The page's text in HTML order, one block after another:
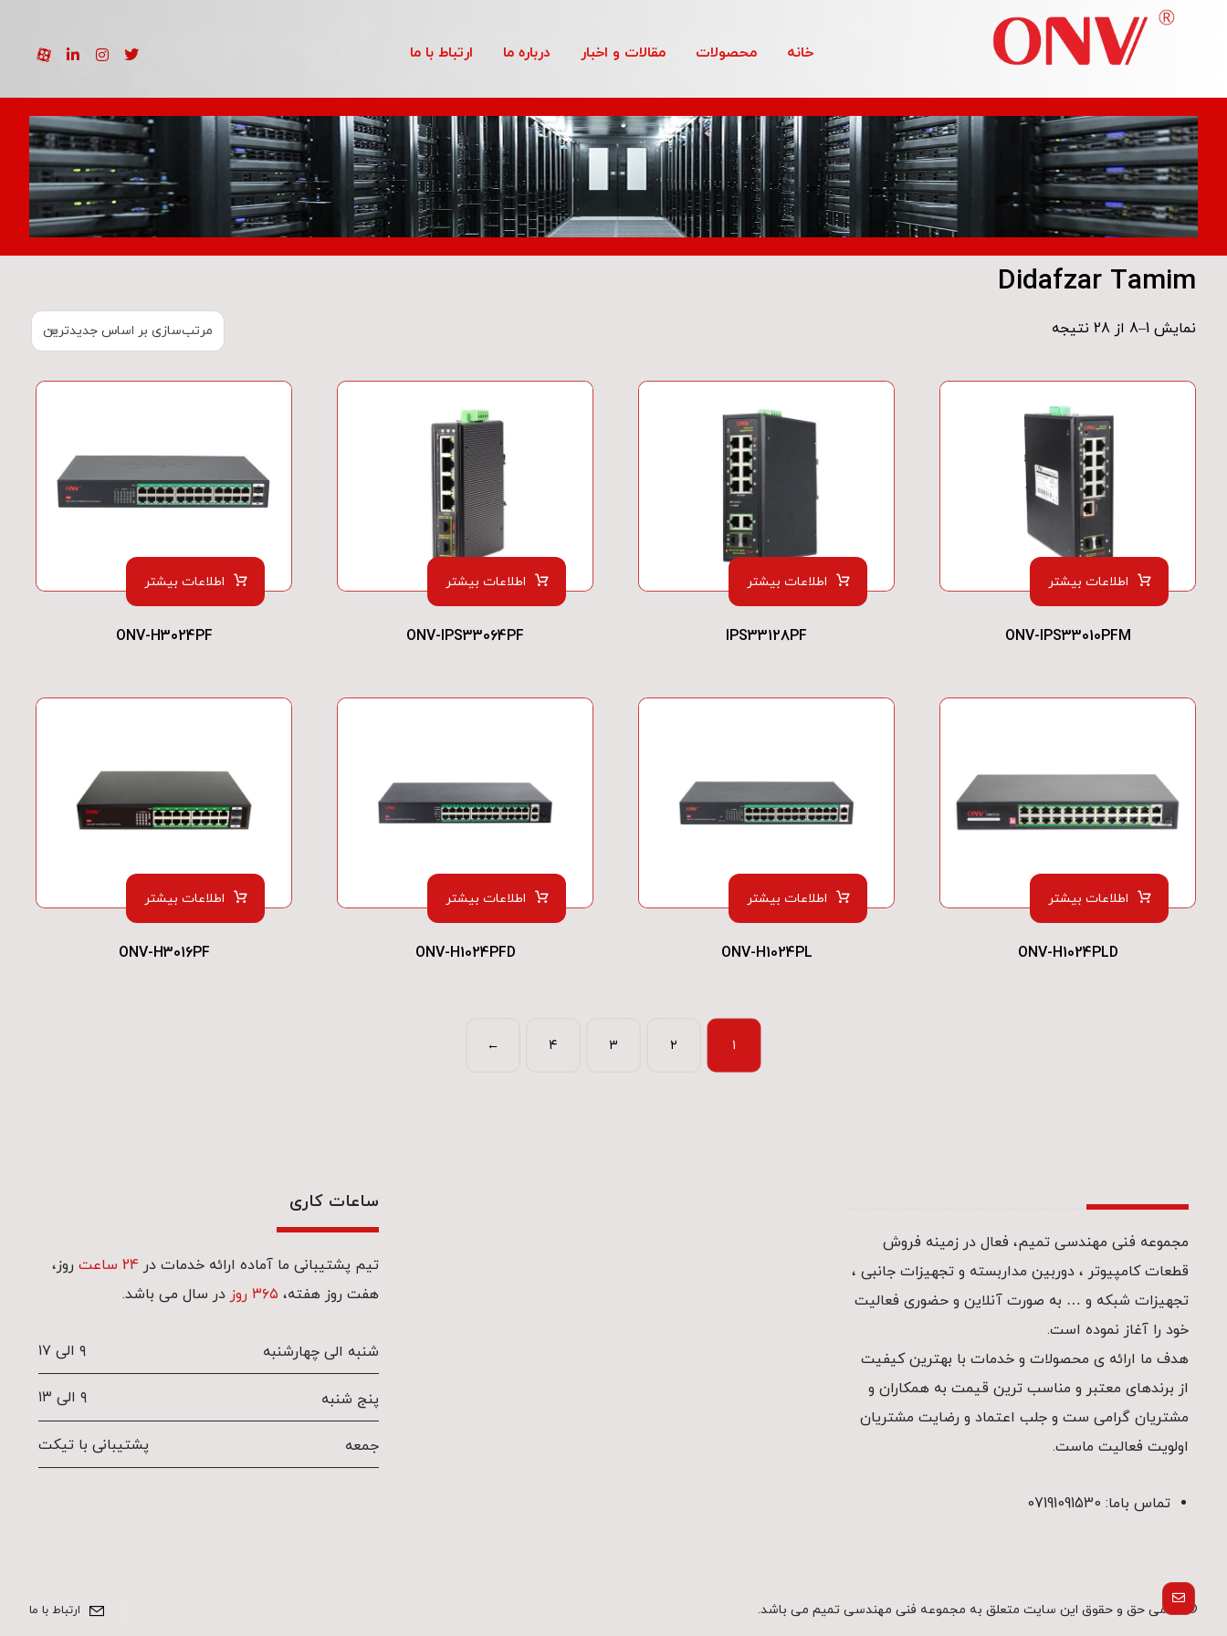
خانه محصولات مقالات و اخبار درباره ما ارتباط با ما
Didafzar Tamim
Didafzar Tamim
Didafzar Tamim
نمایش 1–8 از 28 نتیجه
ONV-IPS33010PFM
اطلاعات بیشتر
IPS33128PF
اطلاعات بیشتر
ONV-IPS33064PF
اطلاعات بیشتر
ONV-H3024PF
اطلاعات بیشتر
ONV-H1024PLD
اطلاعات بیشتر
ONV-H1024PL
اطلاعات بیشتر
ONV-H1024PFD
اطلاعات بیشتر
ONV-H3016PF
اطلاعات بیشتر
۱ ۲ ۳ ۴ ←
مجموعه فنی مهندسی تمیم، فعال در زمینه فروش
قطعات کامپیوتر ، دوربین مداربسته و تجهیزات جانبی ،
تجهیزات شبکه و … به صورت آنلاین و حضوری فعالیت
خود را آغاز نموده است.
هدف ما ارائه ی محصولات و خدمات با بهترین کیفیت
از برندهای معتبر و مناسب ترین قیمت به همکاران و
مشتریان گرامی ست و جلب اعتماد و رضایت مشتریان
اولویت فعالیت ماست.
تماس باما: 07191091530
ساعات کاری
تیم پشتیبانی ما آماده ارائه خدمات در24 ساعت
روز،
هفت روز هفته، ۳۶۵ روز در سال می باشد.
شنبه الی چهارشنبه ۹ الی ۱۷
پنج شنبه ۹ الی ۱۳
جمعه پشتیبانی با تیکت
© تمامی حق و حقوق این سایت متعلق به مجموعه فنی مهندسی تمیم می باشد. ارتباط با ما